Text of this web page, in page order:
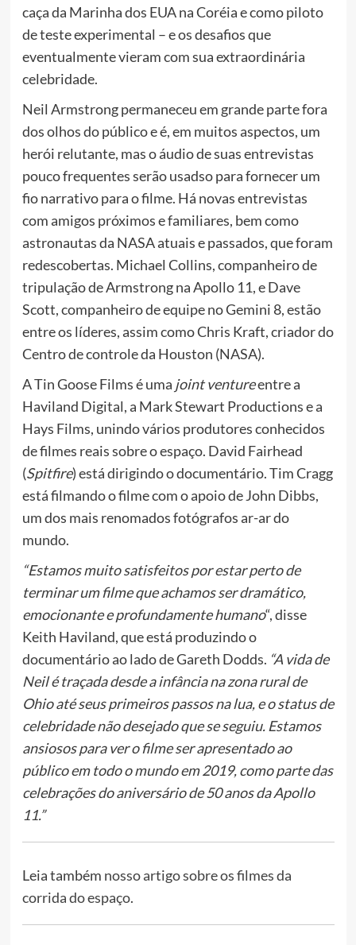
caça da Marinha dos EUA na Coréia e como piloto
de teste experimental – e os desafios que
eventualmente vieram com sua extraordinária
celebridade.
Neil Armstrong permaneceu em grande parte fora
dos olhos do público e é, em muitos aspectos, um
herói relutante, mas o áudio de suas entrevistas
pouco frequentes serão usadso para fornecer um
fio narrativo para o filme. Há novas entrevistas
com amigos próximos e familiares, bem como
astronautas da NASA atuais e passados, que foram
redescobertas. Michael Collins, companheiro de
tripulação de Armstrong na Apollo 11, e Dave
Scott, companheiro de equipe no Gemini 8, estão
entre os líderes, assim como Chris Kraft, criador do
Centro de controle da Houston (NASA).
A Tin Goose Films é uma joint ventureentre a
Haviland Digital, a Mark Stewart Productions e a
Hays Films, unindo vários produtores conhecidos
de filmes reais sobre o espaço. David Fairhead
(Spitfire) está dirigindo o documentário. Tim Cragg
está filmando o filme com o apoio de John Dibbs,
um dos mais renomados fotógrafos ar-ar do
mundo.
“Estamos muito satisfeitos por estar perto de
terminar um filme que achamos ser dramático,
emocionante e profundamente humano“, disse
Keith Haviland, que está produzindo o
documentário ao lado de Gareth Dodds. “A vida de
Neil é traçada desde a infância na zona rural de
Ohio até seus primeiros passos na lua, e o status de
celebridade não desejado que se seguiu. Estamos
ansiosos para ver o filme ser apresentado ao
público em todo o mundo em 2019, como parte das
celebrações do aniversário de 50 anos da Apollo
11.”
Leia também nosso artigo sobre os filmes da
corrida do espaço.